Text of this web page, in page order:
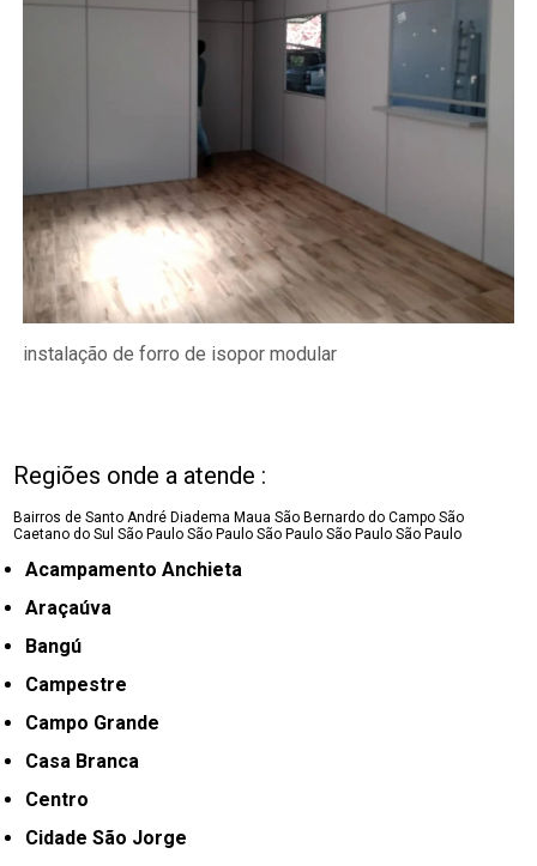
instalação de forro de isopor modular
Regiões onde a atende :
Bairros de Santo André Diadema Maua São Bernardo do Campo São
Caetano do SulSão Paulo São Paulo São Paulo São Paulo São Paulo
Acampamento Anchieta
Araçaúva
Bangú
Campestre
Campo Grande
Casa Branca
Centro
Cidade São Jorge